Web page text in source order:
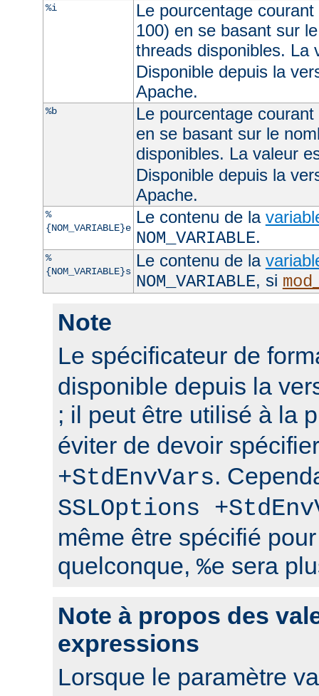
%i
Le pourcentage
100) en se basant sur
threads disponibles.
Disponible depuis la
Apache.
%b
Le pourcentage
en se basant sur le
disponibles. La valeur
Disponible depuis la
Apache.
%
{NOM_VARIABLE}e
Le contenu de la
NOM_VARIABLE.
%
{NOM_VARIABLE}s
Le contenu de la
NOM_VARIABLE, si
Note
Le spécificateur de
disponible depuis la
; il peut être utilisé à la
éviter de devoir
+StdEnvVars.
SSLOptions
même être spécifié
quelconque, %e sera
Note à propos des
expressions
Lorsque le paramètre